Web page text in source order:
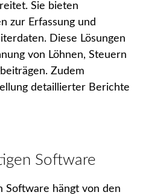
Sie bieten
zur Erfassung und
Diese Lösungen
von Löhnen, Steuern
Zudem
detaillierter Berichte
Software
Software hängt von den